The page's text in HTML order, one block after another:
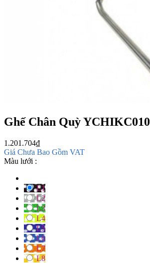
Ghế Chân Quỳ YCHIKC010
1.201.704₫
Giá Chưa Bao Gồm VAT
Màu lưới :
L1
L2
L3
L4
L5
L6
L7
L8